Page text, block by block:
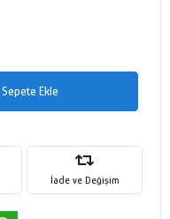
Sepete Ekle
İade ve Değişim